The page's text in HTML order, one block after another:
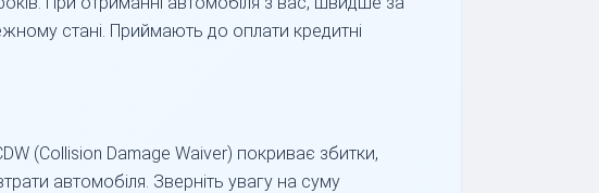
стані. Приймають до оплати кредитні
(Collision Damage Waiver) покриває збитки,
автомобіля. Зверніть увагу на суму